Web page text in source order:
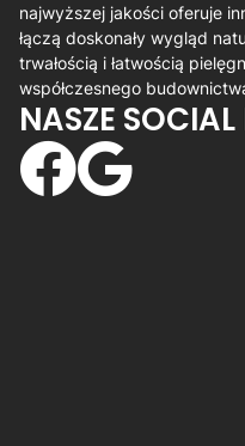
najwyższej jakości oferuje
łączą doskonały wygląd
trwałością i łatwością
współczesnego
NASZE